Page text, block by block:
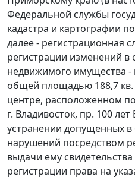
Федеральной службы
кадастра и картографии
далее - регистрационная
регистрации изменений
недвижимого имущества
общей площадью 188,7 кв.
центре, расположенном
г. Владивосток, пр. 100
устранении допущенных
нарушений посредством
выдачи ему
регистрации права на